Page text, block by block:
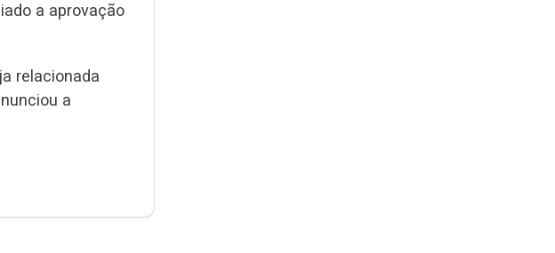
a aprovação
relacionada
a